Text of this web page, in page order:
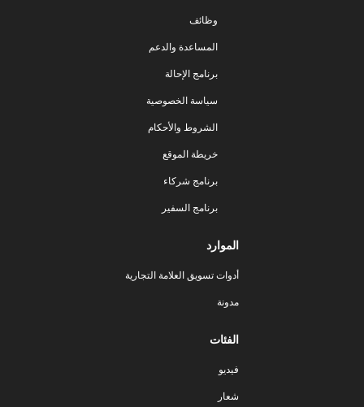
وظائف
المساعدة والدعم
برنامج الإحالة
سياسة الخصوصية
الشروط والأحكام
خريطة الموقع
برنامج شركاء
برنامج السفير
الموارد
أدوات تسويق العلامة التجارية
مدونة
الفئات
فيديو
شعار